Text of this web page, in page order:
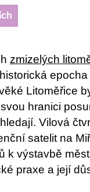
zmizelých
Litoměřice
hranici
Vilová
satelit na
k výstavbě
praxe a její